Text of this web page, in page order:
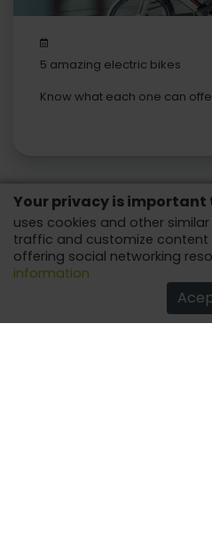
Your privacy is important
uses cookies and other
traffic and customize content
offering social networking
information
5 amazing electric bikes
Know what each one can